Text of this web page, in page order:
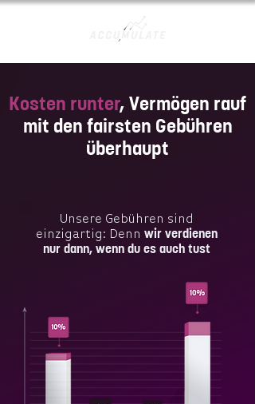
Kosten runter, Vermögen rauf
mit den fairsten Gebühren
überhaupt
Unsere Gebühren sind
einzigartig: Denn wir verdienen
nur dann, wenn du es auch tust